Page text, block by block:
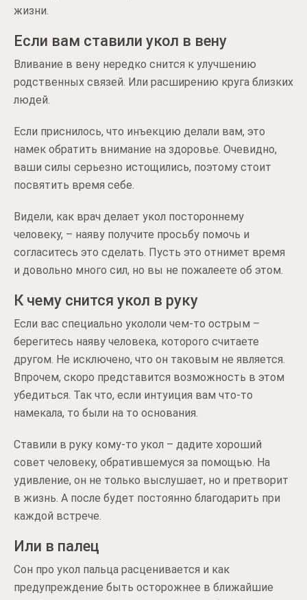
жизни.
Если вам ставили укол в вену
Вливание в вену нередко снится к улучшению
родственных связей. Или расширению круга близких
людей.
Если приснилось, что инъекцию делали вам, это
намек обратить внимание на здоровье. Очевидно,
ваши силы серьезно истощились, поэтому стоит
посвятить время себе.
Видели, как врач делает укол постороннему
человеку, – наяву получите просьбу помочь и
согласитесь это сделать. Пусть это отнимет время
и довольно много сил, но вы не пожалеете об этом.
К чему снится укол в руку
Если вас специально укололи чем-то острым –
берегитесь наяву человека, которого считаете
другом. Не исключено, что он таковым не является.
Впрочем, скоро представится возможность в этом
убедиться. Так что, если интуиция вам что-то
намекала, то были на то основания.
Ставили в руку кому-то укол – дадите хороший
совет человеку, обратившемуся за помощью. На
удивление, он не только выслушает, но и претворит
в жизнь. А после будет постоянно благодарить при
каждой встрече.
Или в палец
Сон про укол пальца расценивается и как
предупреждение быть осторожнее в ближайшие